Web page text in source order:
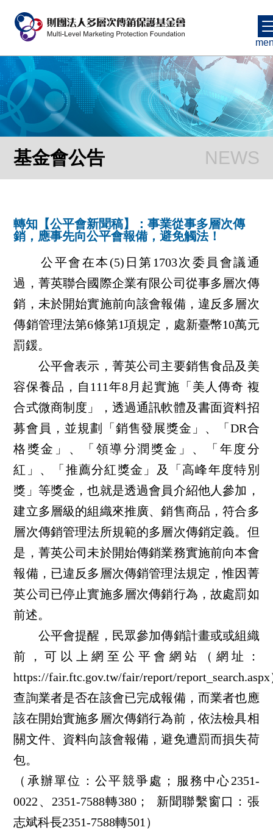
基金會公告
轉知【公平會新聞稿】：事業從事多層次傳
銷，應事先向公平會報備，避免觸法！
公平會在本(5)日第1703次委員會議通
過，菁英聯合國際企業有限公司從事多層次傳
銷，未於開始實施前向該會報備，違反多層次
傳銷管理法第6條第1項規定，處新臺幣10萬元
罰鍰。
公平會表示，菁英公司主要銷售食品及美
容保養品，自111年8月起實施「美人傳奇 複
合式微商制度」，透過通訊軟體及書面資料招
募會員，並規劃「銷售發展獎金」、「DR合
格獎金」、「領導分潤獎金」、「年度分
紅」、「推薦分紅獎金」及「高峰年度特別
獎」等獎金，也就是透過會員介紹他人參加，
建立多層級的組織來推廣、銷售商品，符合多
層次傳銷管理法所規範的多層次傳銷定義。但
是，菁英公司未於開始傳銷業務實施前向本會
報備，已違反多層次傳銷管理法規定，惟因菁
英公司已停止實施多層次傳銷行為，故處罰如
前述。
公平會提醒，民眾參加傳銷計畫或或組織
前，可以上網至公平會網站（網址：
https://fair.ftc.gov.tw/fair/report/
查詢業者是否在該會已完成報備，而業者也應
該在開始實施多層次傳銷行為前，依法檢具相
關文件、資料向該會報備，避免遭罰而損失荷
包。
（承辦單位：公平競爭處；服務中心2351-
0022、2351-7588轉380； 新聞聯繫窗口：張
志斌科長2351-7588轉501）